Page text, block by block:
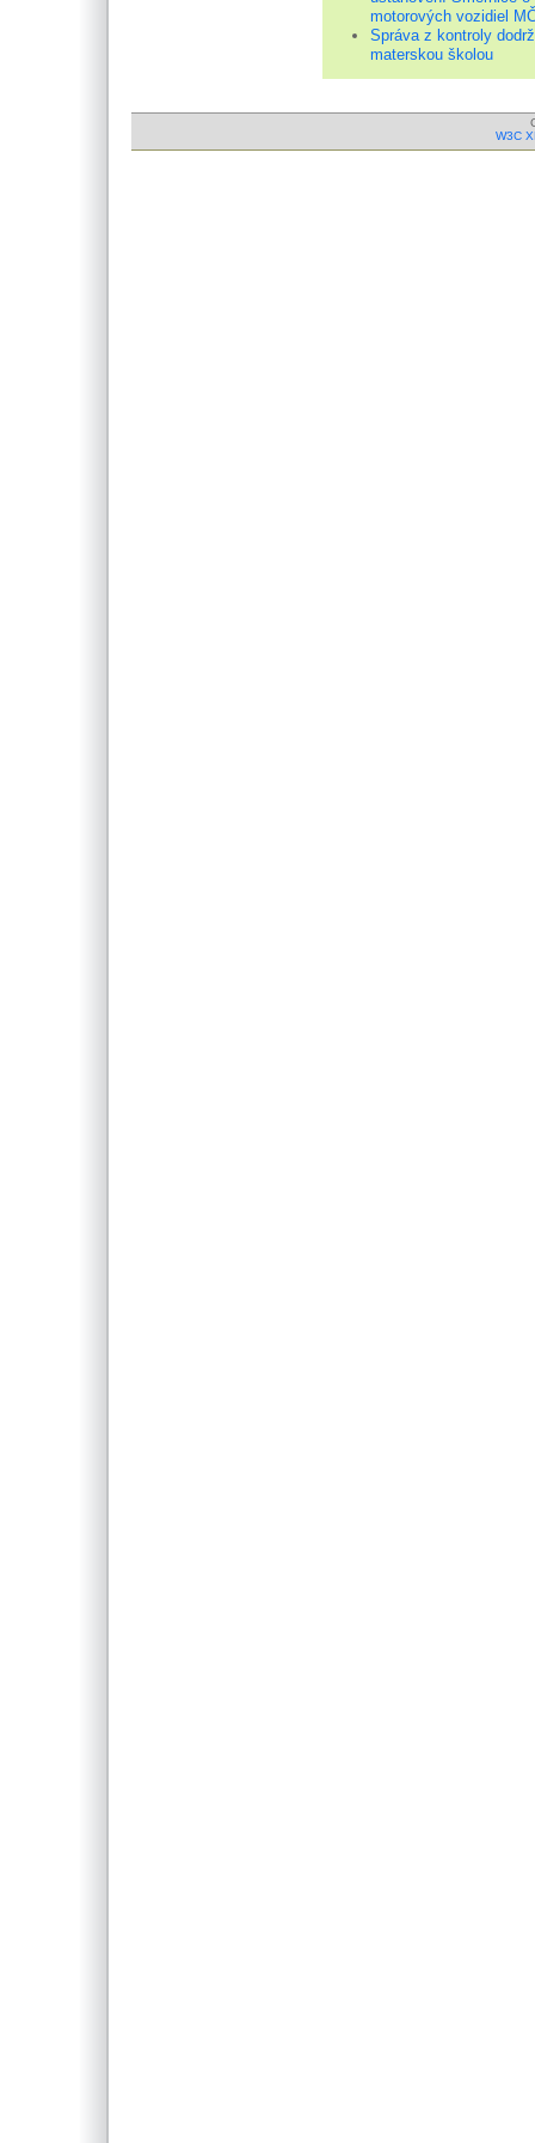
motorových vozidiel
Správa z kontroly
materskou školou
W3C